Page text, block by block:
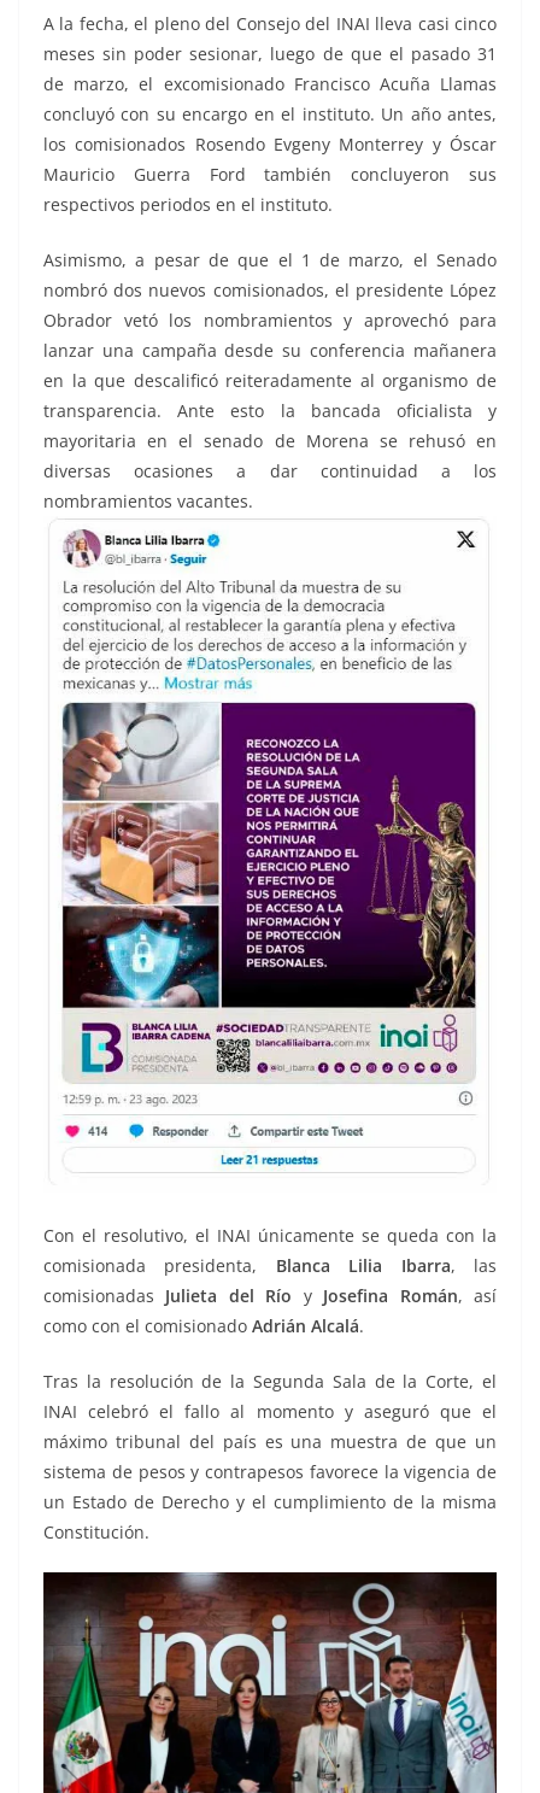
A la fecha, el pleno del Consejo del INAI lleva casi cinco
meses sin poder sesionar, luego de que el pasado 31
de marzo, el excomisionado Francisco Acuña Llamas
concluyó con su encargo en el instituto. Un año antes,
los comisionados Rosendo Evgeny Monterrey y Óscar
Mauricio Guerra Ford también concluyeron sus
respectivos periodos en el instituto.
Asimismo, a pesar de que el 1 de marzo, el Senado
nombró dos nuevos comisionados, el presidente López
Obrador vetó los nombramientos y aprovechó para
lanzar una campaña desde su conferencia mañanera
en la que descalificó reiteradamente al organismo de
transparencia. Ante esto la bancada oficialista y
mayoritaria en el senado de Morena se rehusó en
diversas ocasiones a dar continuidad a los
nombramientos vacantes.
Con el resolutivo, el INAI únicamente se queda con la
comisionada presidenta, Blanca Lilia Ibarra, las
comisionadas Julieta del Río y Josefina Román, así
como con el comisionado Adrián Alcalá.
Tras la resolución de la Segunda Sala de la Corte, el
INAI celebró el fallo al momento y aseguró que el
máximo tribunal del país es una muestra de que un
sistema de pesos y contrapesos favorece la vigencia de
un Estado de Derecho y el cumplimiento de la misma
Constitución.